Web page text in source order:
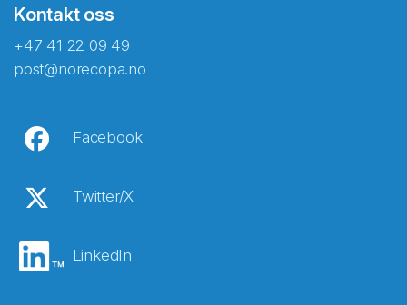
Kontakt oss
+47 41 22 09 49
post@norecopa.no
Facebook
Twitter/X
LinkedIn